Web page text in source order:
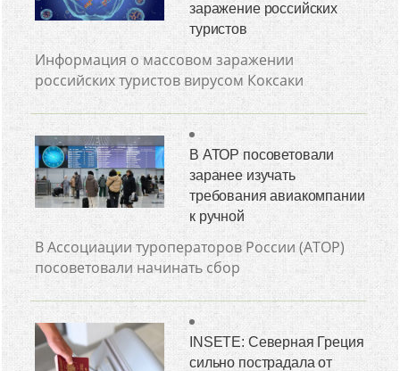
заражение российских
туристов
Информация о массовом заражении
российских туристов вирусом Коксаки
В АТОР посоветовали
заранее изучать
требования авиакомпании
к ручной
В Ассоциации туроператоров России (АТОР)
посоветовали начинать сбор
INSETE: Северная Греция
сильно пострадала от